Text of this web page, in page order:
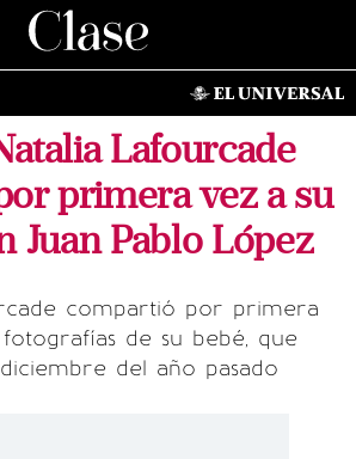
Lafourcade
primera vez a su
Juan Pablo López
compartió por primera
de su bebé, que
del año pasado